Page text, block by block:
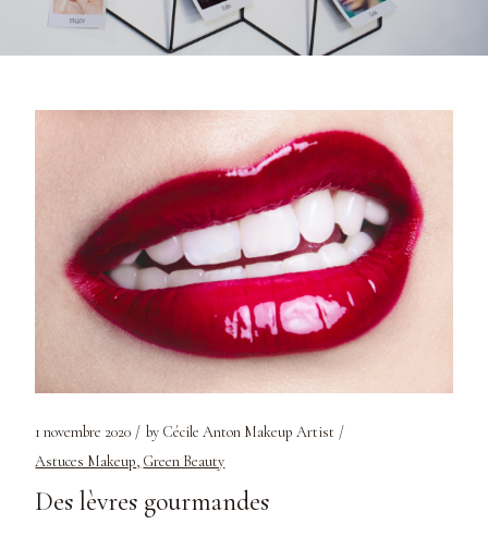
1 novembre 2020 by Cécile Anton Makeup Artist
Astuces Makeup Green Beauty
Des lèvres gourmandes